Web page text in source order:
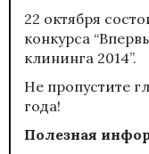
22 октября
конкурса
клининга 2014”.
Не пропустите
года!
Полезная